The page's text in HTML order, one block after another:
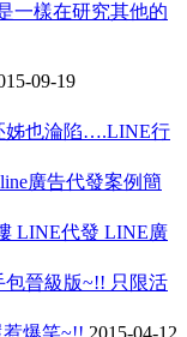
一樣在研究其他的
09-19
姊也淪陷….LINE行
廣告代發案例簡
LINE代發 LINE廣
包晉級版~!! 只限活
爆笑~!! 2015-04-12